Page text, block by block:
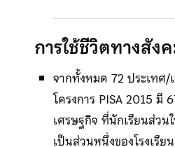
การใช้ชีวิตทางสัง
จากทั้งหมด 72 ประเทศ/
โครงการ PISA 2015 มี
เศรษฐกิจ ที่นักเรียนส่วน
เป็นส่วนหนึ่งของโรงเรี